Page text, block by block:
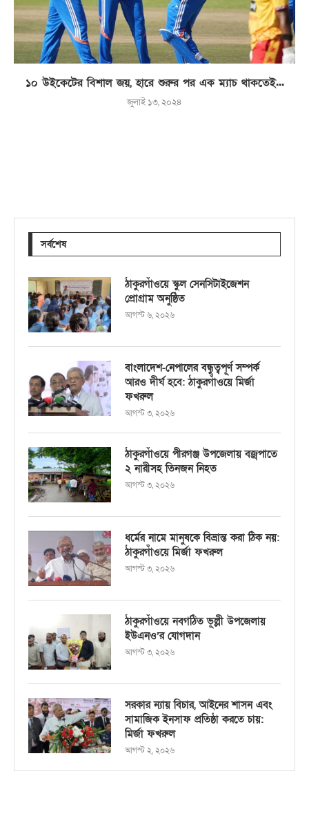
১০ উইকেটের বিশাল জয়, হারে শুরুর পর এক ম্যাচ থাকতেই...
জুলাই ১৩, ২০২৪
সর্বশেষ
ঠাকুরগাঁওয়ে স্কুল সেনসিটাইজেশন
প্রোগ্রাম অনুষ্ঠিত
আগস্ট ৬, ২০২৬
বাংলাদেশ-নেপালের বন্ধুত্বপূর্ণ সম্পর্ক
আরও দীর্ঘ হবে: ঠাকুরগাঁওয়ে মির্জা
ফখরুল
আগস্ট ৩, ২০২৬
ঠাকুরগাঁওয়ে পীরগঞ্জ উপজেলায় বজ্রপাতে
২ নারীসহ তিনজন নিহত
আগস্ট ৩, ২০২৬
ধর্মের নামে মানুষকে বিভ্রান্ত করা ঠিক নয়:
ঠাকুরগাঁওয়ে মির্জা ফখরুল
আগস্ট ৩, ২০২৬
ঠাকুরগাঁওয়ে নবগঠিত ভূল্লী উপজেলায়
ইউএনও’র যোগদান
আগস্ট ৩, ২০২৬
সরকার ন্যায় বিচার, আইনের শাসন এবং
সামাজিক ইনসাফ প্রতিষ্ঠা করতে চায়:
মির্জা ফখরুল
আগস্ট ২, ২০২৬